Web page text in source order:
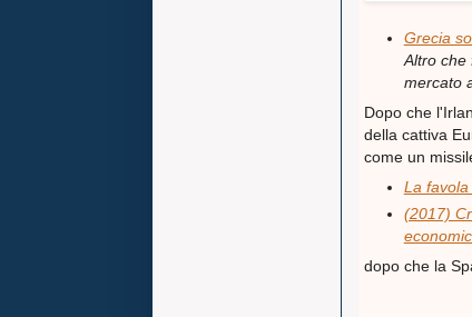
Grecia
Altro che
mercato
Dopo che
della cattiva
come un
La favola
(2017)
dopo che la